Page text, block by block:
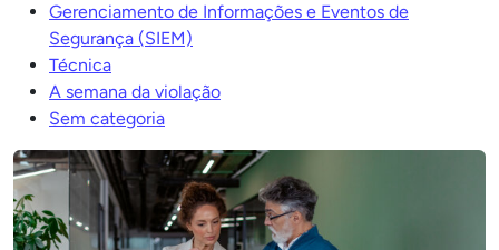
Gerenciamento de Informações e Eventos de
Segurança (SIEM)
Técnica
A semana da violação
Sem categoria